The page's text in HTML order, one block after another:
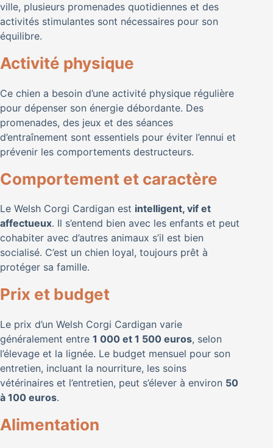
ville, plusieurs promenades quotidiennes et des
activités stimulantes sont nécessaires pour son
équilibre.
Activité physique
Ce chien a besoin d’une activité physique régulière
pour dépenser son énergie débordante. Des
promenades, des jeux et des séances
d’entraînement sont essentiels pour éviter l’ennui et
prévenir les comportements destructeurs.
Comportement et caractère
Le Welsh Corgi Cardigan est intelligent, vif et
affectueux. Il s’entend bien avec les enfants et peut
cohabiter avec d’autres animaux s’il est bien
socialisé. C’est un chien loyal, toujours prêt à
protéger sa famille.
Prix et budget
Le prix d’un Welsh Corgi Cardigan varie
généralement entre 1 000 et 1 500 euros, selon
l’élevage et la lignée. Le budget mensuel pour son
entretien, incluant la nourriture, les soins
vétérinaires et l’entretien, peut s’élever à environ 50
à 100 euros.
Alimentation